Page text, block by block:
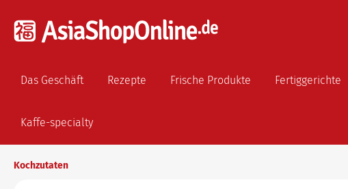
Das Geschäft Rezepte Frische Produkte Fertiggerichte
Kaffe-specialty
Kochzutaten